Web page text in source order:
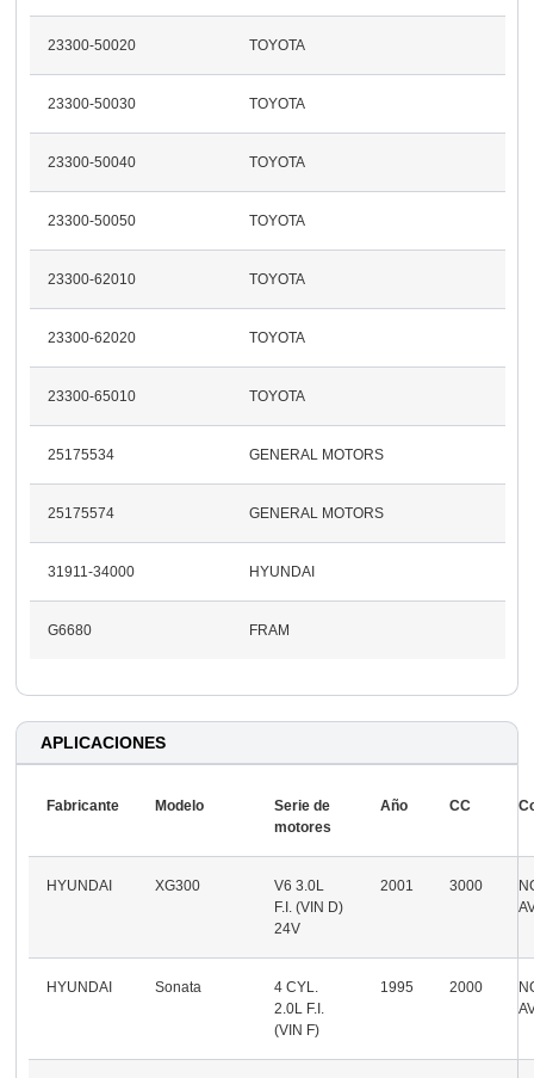
23300-50020 TOYOTA
23300-50030 TOYOTA
23300-50040 TOYOTA
23300-50050 TOYOTA
23300-62010 TOYOTA
23300-62020 TOYOTA
23300-65010 TOYOTA
25175534 GENERAL MOTORS
25175574 GENERAL MOTORS
31911-34000 HYUNDAI
G6680 FRAM
APLICACIONES
Fabricante Modelo
Serie de
motores
Año CC
HYUNDAI XG300
V6 3.0L
F.I. (VIN D)
24V
2001 3000
HYUNDAI Sonata
4 CYL.
2.0L F.I.
(VIN F)
1995 2000